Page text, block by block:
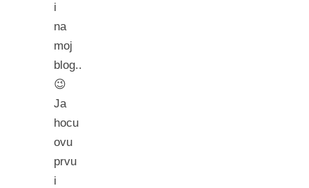
i
na
moj
blog..
😉
Ja
hocu
ovu
prvu
i